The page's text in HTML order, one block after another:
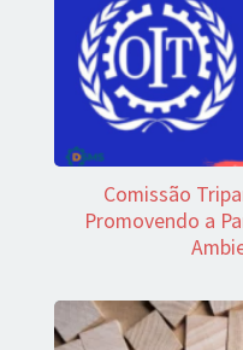
Comissão
Promovendo a